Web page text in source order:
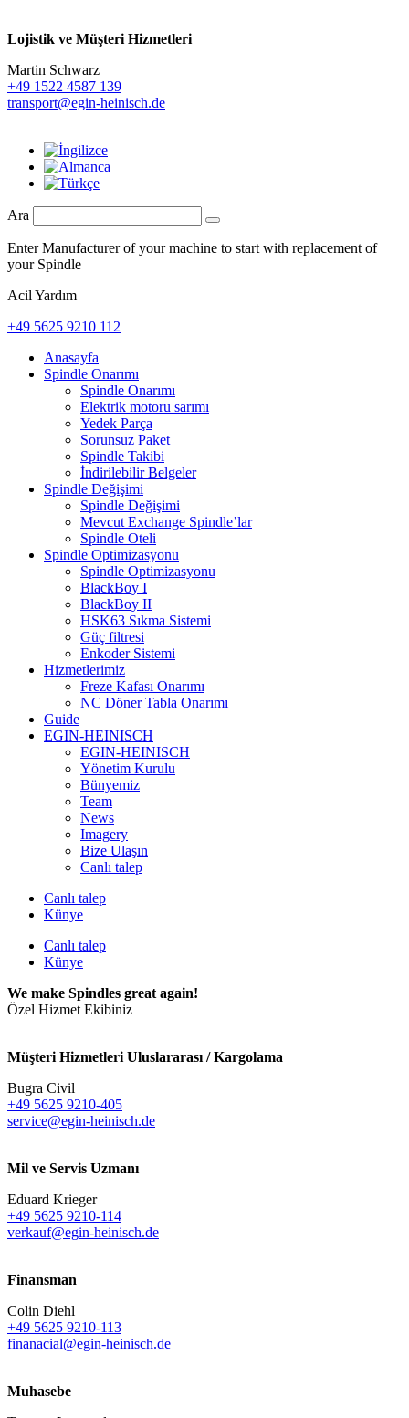
Lojistik ve Müşteri Hizmetleri
Martin Schwarz
+49 1522 4587 139
transport@egin-heinisch.de
Ara
Enter Manufacturer of your machine to start with replacement of
your Spindle
Acil Yardım
+49 5625 9210 112
Anasayfa
Spindle Onarımı
Spindle Onarımı
Elektrik motoru sarımı
Yedek Parça
Sorunsuz Paket
Spindle Takibi
İndirilebilir Belgeler
Spindle Değişimi
Spindle Değişimi
Mevcut Exchange Spindle’lar
Spindle Oteli
Spindle Optimizasyonu
Spindle Optimizasyonu
BlackBoy I
BlackBoy II
HSK63 Sıkma Sistemi
Güç filtresi
Enkoder Sistemi
Hizmetlerimiz
Freze Kafası Onarımı
NC Döner Tabla Onarımı
Guide
EGIN-HEINISCH
EGIN-HEINISCH
Yönetim Kurulu
Bünyemiz
Team
News
Imagery
Bize Ulaşın
Canlı talep
Canlı talep
Künye
Canlı talep
Künye
We make Spindles great again!
Özel Hizmet Ekibiniz
Müşteri Hizmetleri Uluslararası / Kargolama
Bugra Civil
+49 5625 9210-405
service@egin-heinisch.de
Mil ve Servis Uzmanı
Eduard Krieger
+49 5625 9210-114
verkauf@egin-heinisch.de
Finansman
Colin Diehl
+49 5625 9210-113
finanacial@egin-heinisch.de
Muhasebe